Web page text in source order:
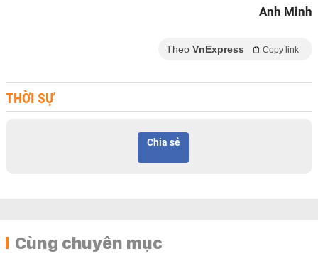
Anh Minh
Theo VnExpress Copy link
THỜI SỰ
Chia sẻ
Cùng chuyên mục